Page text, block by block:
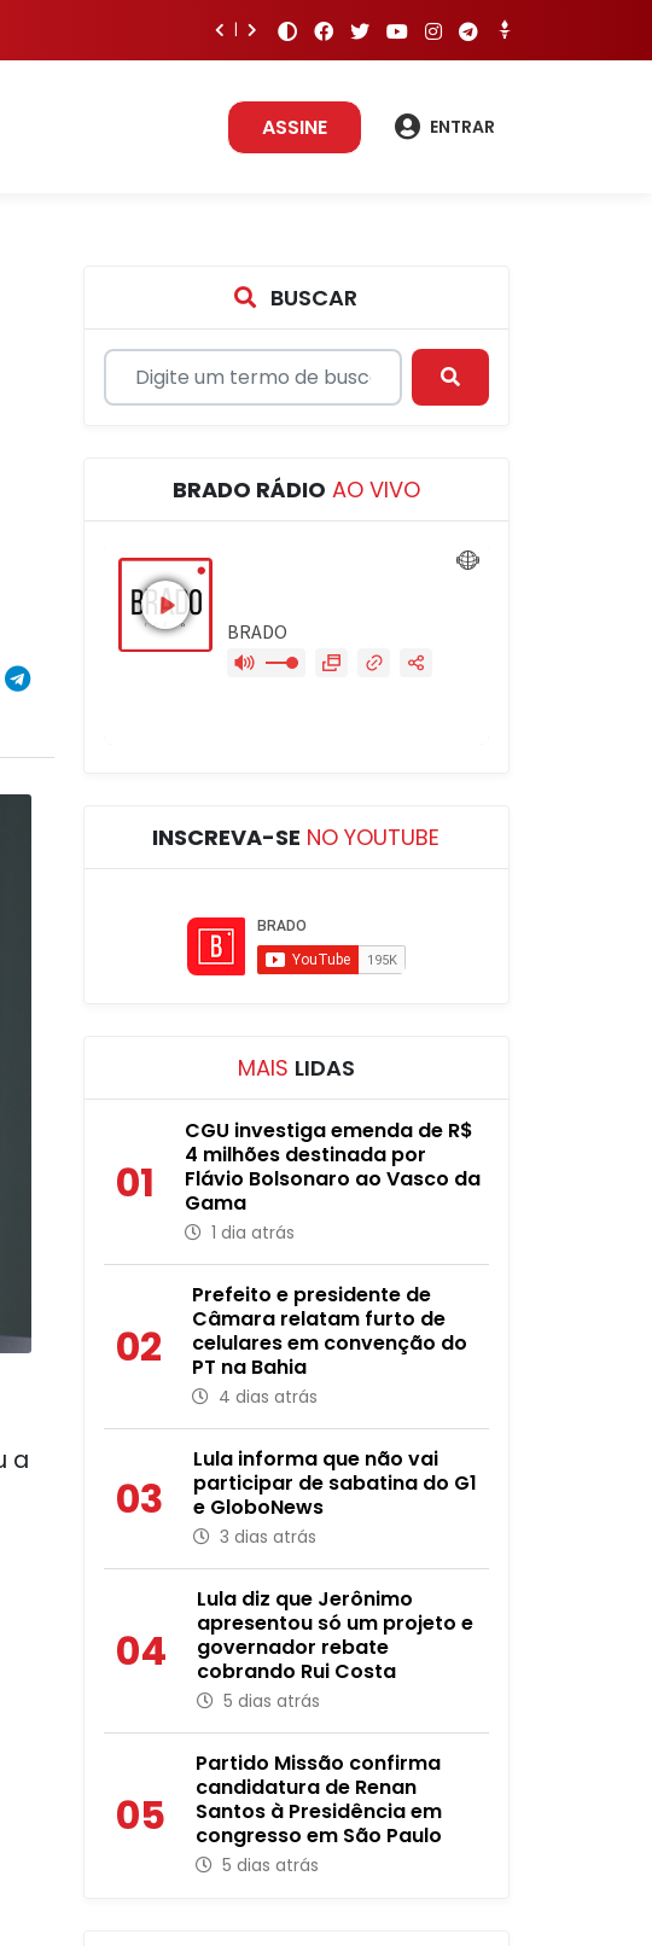
ASSINE ENTRAR
a
BUSCAR
BRADO RÁDIO AO VIVO
INSCREVA-SE NO YOUTUBE
MAIS LIDAS
01
CGU investiga emenda de R$
4 milhões destinada por
Flávio Bolsonaro ao Vasco da
Gama
1 dia atrás
02
Prefeito e presidente de
Câmara relatam furto de
celulares em convenção do
PT na Bahia
4 dias atrás
03
Lula informa que não vai
participar de sabatina do G1
e GloboNews
3 dias atrás
04
Lula diz que Jerônimo
apresentou só um projeto e
governador rebate
cobrando Rui Costa
5 dias atrás
05
Partido Missão confirma
candidatura de Renan
Santos à Presidência em
congresso em São Paulo
5 dias atrás